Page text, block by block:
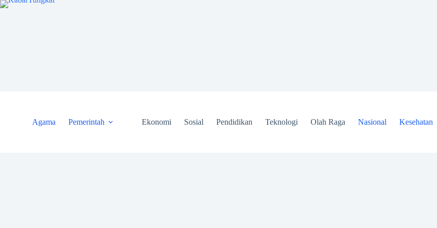
Skip
Agama Pemerintah Ekonomi Sosial Pendidikan Teknologi Olah Raga Nasional Kesehatan